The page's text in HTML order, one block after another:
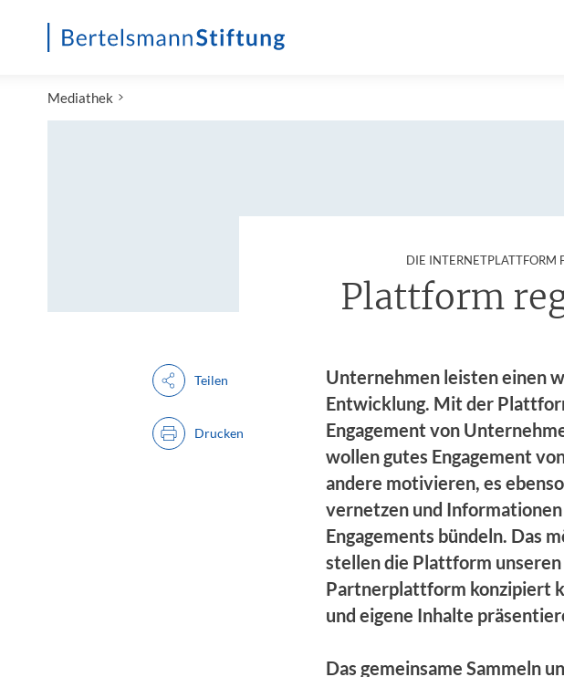
Mediathek
DIE INTERNETPLATTFORM
Plattform
Unternehmen leisten einen
Entwicklung. Mit der
Engagement von
wollen gutes Engagement
andere motivieren, es
vernetzen und
Engagements bündeln. Das
stellen die Plattform
Partnerplattform konzipiert
und eigene Inhalte
Das gemeinsame Sammeln
Teilen
Drucken